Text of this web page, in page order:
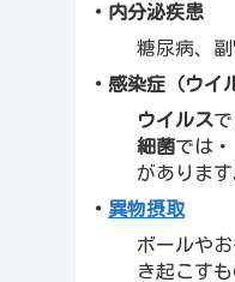
・内分泌疾患
糖尿病、
・感染症（ウイ
ウイルス
細菌では
がありま
・ 異物摂取
ボールや
き起こす